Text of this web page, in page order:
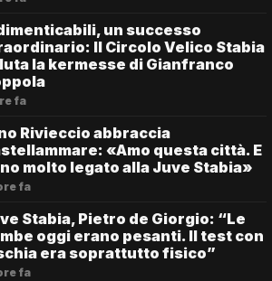
un successo
Il Circolo Velico Stabia
la kermesse di Gianfranco
fa
Rivieccio abbraccia
«Amo questa città. E
molto legato alla Juve Stabia»
fa
Stabia, Pietro de Giorgio: “Le
oggi erano pesanti. Il test con
era soprattutto fisico”
fa